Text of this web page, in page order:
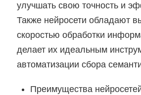
улучшать свою точность и
Также нейросети обладают
скоростью обработки
делает их идеальным
автоматизации сбора
Преимущества